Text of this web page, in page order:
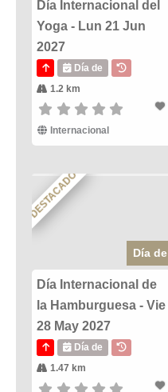
Día Internacional del
Yoga - Lun 21 Jun
2027
Día de
1.2 km
Internacional
DESTACADO
Día de
Día Internacional de
la Hamburguesa - Vie
28 May 2027
Día de
1.47 km